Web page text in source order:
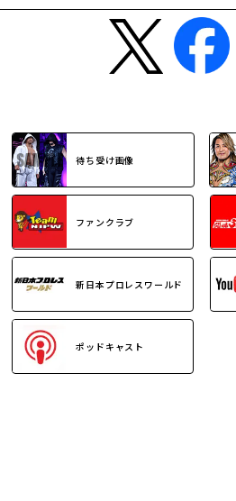
待ち受け画像
ファンクラブ
新日本プロレスワールド
ポッドキャスト